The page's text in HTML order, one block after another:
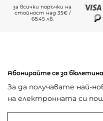
за всички поръчки на
стойност над 35€ /
68.45 лв.
Абонирайте се за
За да получавате най-
на електронната си